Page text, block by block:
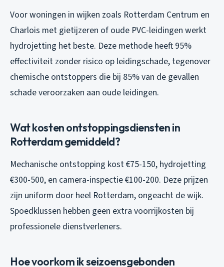
Voor woningen in wijken zoals Rotterdam Centrum en
Charlois met gietijzeren of oude PVC-leidingen werkt
hydrojetting het beste. Deze methode heeft 95%
effectiviteit zonder risico op leidingschade, tegenover
chemische ontstoppers die bij 85% van de gevallen
schade veroorzaken aan oude leidingen.
Wat kosten ontstoppingsdiensten in
Rotterdam gemiddeld?
Mechanische ontstopping kost €75-150, hydrojetting
€300-500, en camera-inspectie €100-200. Deze prijzen
zijn uniform door heel Rotterdam, ongeacht de wijk.
Spoedklussen hebben geen extra voorrijkosten bij
professionele dienstverleners.
Hoe voorkom ik seizoensgebonden